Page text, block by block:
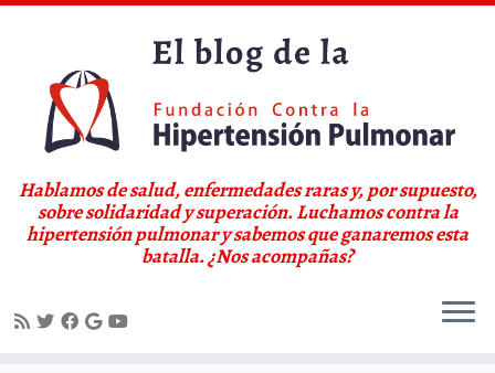
Hablamos de salud, enfermedades raras y, por supuesto,
sobre solidaridad y superación. Luchamos contra la
hipertensión pulmonar y sabemos que ganaremos esta
batalla. ¿Nos acompañas?